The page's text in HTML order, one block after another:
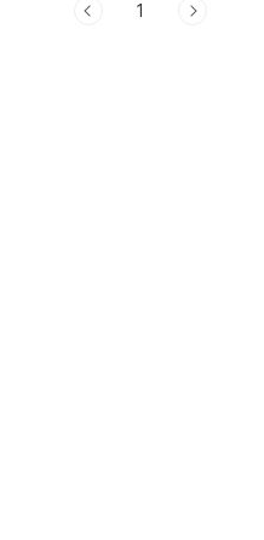
특징★ 1. 환경친화적 토속적 디자인. 2. 후면
1